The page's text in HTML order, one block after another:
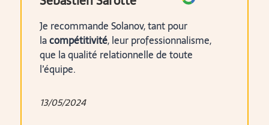
Je recommande Solanov, tant pour
lacompétitivité, leur professionnalisme,
que la qualité relationnelle de toute
l’équipe.
13/05/2024